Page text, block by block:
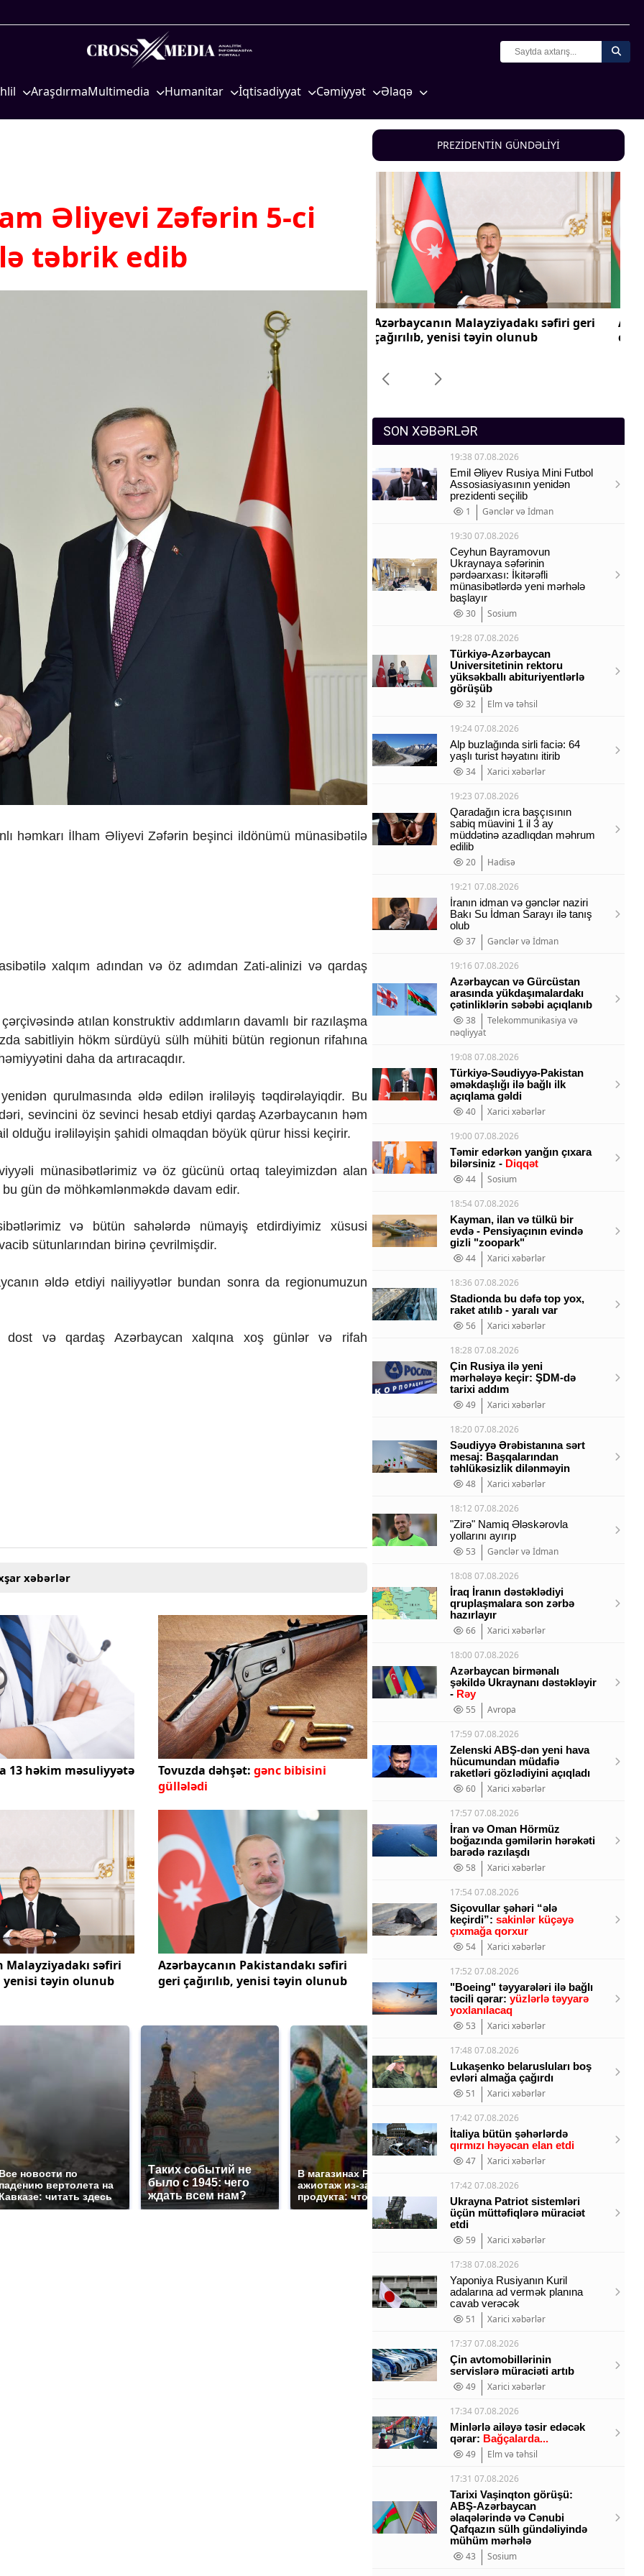
AraşdırmaMultimedia Humanitar
Mədəniyyətimizin Zəfəri
Səhiyyə
İqtisadiyyat
Kənd təsərrüfatı
Cəmiyyət
Məhkəmə və hüquq
Gənclər və İdman
Media və QHT
Əlaqə
Əliyevi Zəfərin 5-ci
təbrik edib
həmkarı İlham Əliyevi Zəfərin beşinci ildönümü münasibətilə
xalqım adından və öz adımdan Zati-alinizi və qardaş
atılan konstruktiv addımların davamlı bir razılaşma
sabitliyin hökm sürdüyü sülh mühiti bütün regionun rifahına
daha da artıracaqdır.
qurulmasında əldə edilən irəliləyiş təqdirəlayiqdir. Bu
sevincini öz sevinci hesab etdiyi qardaş Azərbaycanın həm
olduğu irəliləyişin şahidi olmaqdan böyük qürur hissi keçirir.
münasibətlərimiz və öz gücünü ortaq taleyimizdən alan
bu gün də möhkəmlənməkdə davam edir.
və bütün sahələrdə nümayiş etdirdiyimiz xüsusi
sütunlarından birinə çevrilmişdir.
əldə etdiyi nailiyyətlər bundan sonra da regionumuzun
dost və qardaş Azərbaycan xalqına xoş günlər və rifah
xəbərlər
13 həkim məsuliyyətə
Tovuzda dəhşət: gənc bibisini
güllələdi
Malayziyadakı səfiri
yenisi təyin olunub
Azərbaycanın Pakistandakı səfiri
geri çağırılıb, yenisi təyin olunub
новости по
вертолета на
читать здесь
Таких событий не
было с 1945: чего
ждать всем нам?
В магазинах России
ажиотаж из-за этого
продукта: что купить?
СМИ: В Химках на
полицейскую
машину напали и
подожгли.
PREZİDENTİN GÜNDƏLİYİ
Azərbaycanın Malayziyadakı səfiri geri
çağırılıb, yenisi təyin olunub
Azərbaycanın Pakistandakı səfiri geri
çağırılıb, yenisi təyin olunub
SON XƏBƏRLƏR
19:38 07.08.2026
Emil Əliyev Rusiya Mini Futbol
Assosiasiyasının yenidən
prezidenti seçilib
1
Gənclər və İdman
19:30 07.08.2026
Ceyhun Bayramovun
Ukraynaya səfərinin
pərdəarxası: İkitərəfli
münasibətlərdə yeni mərhələ
başlayır
30
Sosium
19:28 07.08.2026
Türkiyə-Azərbaycan
Universitetinin rektoru
yüksəkballı abituriyentlərlə
görüşüb
32
Elm və təhsil
19:24 07.08.2026
Alp buzlağında sirli faciə: 64
yaşlı turist həyatını itirib
34
Xarici xəbərlər
19:23 07.08.2026
Qaradağın icra başçısının
sabiq müavini 1 il 3 ay
müddətinə azadlıqdan məhrum
edilib
20
Hadisə
19:21 07.08.2026
İranın idman və gənclər naziri
Bakı Su İdman Sarayı ilə tanış
olub
37
Gənclər və İdman
19:16 07.08.2026
Azərbaycan və Gürcüstan
arasında yükdaşımalardakı
çətinliklərin səbəbi açıqlanıb
38
Telekommunikasiya və
nəqliyyat
19:08 07.08.2026
Türkiyə-Səudiyyə-Pakistan
əməkdaşlığı ilə bağlı ilk
açıqlama gəldi
40
Xarici xəbərlər
19:00 07.08.2026
Təmir edərkən yanğın çıxara
bilərsiniz - Diqqət
44
Sosium
18:54 07.08.2026
Kayman, ilan və tülkü bir
evdə - Pensiyaçının evində
gizli "zoopark"
44
Xarici xəbərlər
18:36 07.08.2026
Stadionda bu dəfə top yox,
raket atılıb - yaralı var
56
Xarici xəbərlər
18:28 07.08.2026
Çin Rusiya ilə yeni
mərhələyə keçir: ŞDM-də
tarixi addım
49
Xarici xəbərlər
18:20 07.08.2026
Səudiyyə Ərəbistanına sərt
mesaj: Başqalarından
təhlükəsizlik dilənməyin
48
Xarici xəbərlər
18:12 07.08.2026
"Zirə" Namiq Ələskərovla
yollarını ayırıp
53
Gənclər və İdman
18:08 07.08.2026
İraq İranın dəstəklədiyi
qruplaşmalara son zərbə
hazırlayır
66
Xarici xəbərlər
18:00 07.08.2026
Azərbaycan birmənalı
şəkildə Ukraynanı dəstəkləyir
- Rəy
55
Avropa
17:59 07.08.2026
Zelenski ABŞ-dən yeni hava
hücumundan müdafiə
raketləri gözlədiyini açıqladı
60
Xarici xəbərlər
17:57 07.08.2026
İran və Oman Hörmüz
boğazında gəmilərin hərəkəti
barədə razılaşdı
58
Xarici xəbərlər
17:54 07.08.2026
Siçovullar şəhəri “ələ
keçirdi”: sakinlər küçəyə
çıxmağa qorxur
54
Xarici xəbərlər
17:52 07.08.2026
"Boeing" təyyarələri ilə bağlı
təcili qərar: yüzlərlə təyyarə
yoxlanılacaq
53
Xarici xəbərlər
17:48 07.08.2026
Lukaşenko belarusluları boş
evləri almağa çağırdı
51
Xarici xəbərlər
17:42 07.08.2026
İtaliya bütün şəhərlərdə
qırmızı həyəcan elan etdi
47
Xarici xəbərlər
17:42 07.08.2026
Ukrayna Patriot sistemləri
üçün müttəfiqlərə müraciət
etdi
59
Xarici xəbərlər
17:38 07.08.2026
Yaponiya Rusiyanın Kuril
adalarına ad vermək planına
cavab verəcək
51
Xarici xəbərlər
17:37 07.08.2026
Çin avtomobillərinin
servislərə müraciəti artıb
49
Xarici xəbərlər
17:34 07.08.2026
Minlərlə ailəyə təsir edəcək
qərar: Bağçalarda...
49
Elm və təhsil
17:31 07.08.2026
Tarixi Vaşinqton görüşü:
ABŞ-Azərbaycan
əlaqələrində və Cənubi
Qafqazın sülh gündəliyində
mühüm mərhələ
43
Sosium